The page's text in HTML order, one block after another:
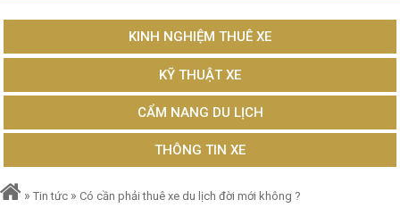
KINH NGHIỆM THUÊ XE
KỸ THUẬT XE
CẨM NANG DU LỊCH
THÔNG TIN XE
» Tin tức » Có cần phải thuê xe du lịch đời mới không ?